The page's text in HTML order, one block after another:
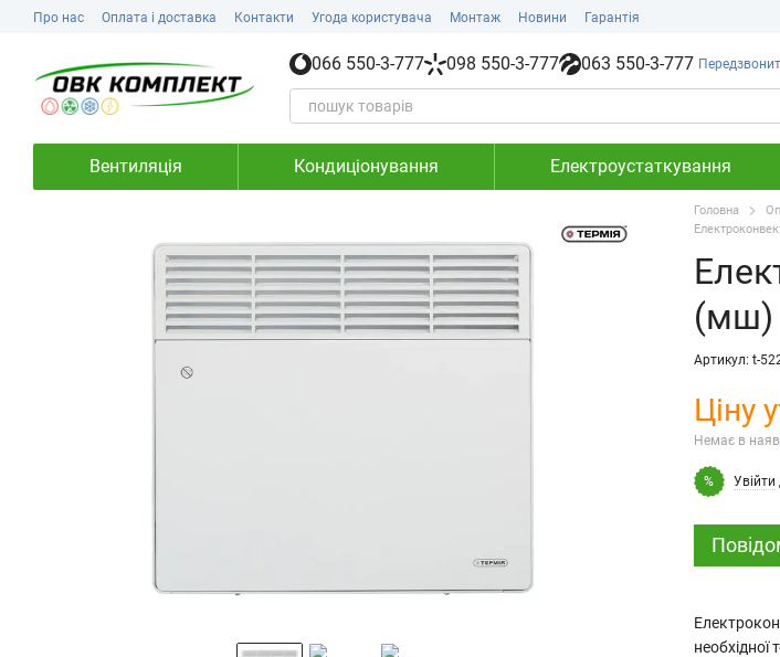
Перейти до основного контенту
Про нас Оплата і доставка Контакти Угода користувача Монтаж Новини Гарантія
066 550-3-777 098 550-3-777 063 550-3-777
Вентиляція Кондиціонування Електроустаткування
Головна
(мш)
Артикул: t-
Ціну
Немає в
% Увійти
необхідної